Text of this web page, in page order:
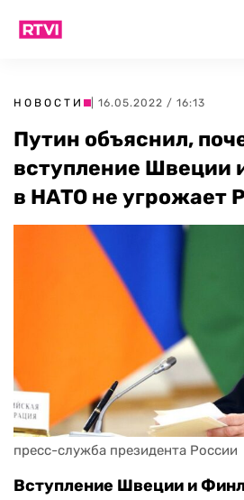
НОВОСТИ | 16.05.2022 / 16:13
Путин объяснил,
вступление Швеции
в НАТО не угрожает
пресс-служба президента России
Вступление Швеции и